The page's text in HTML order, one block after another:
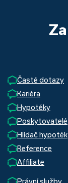
Za
Časté dotazy
Kariéra
Hypotéky
Poskytovatelé
Hlídač hypoték
Reference
Affiliate